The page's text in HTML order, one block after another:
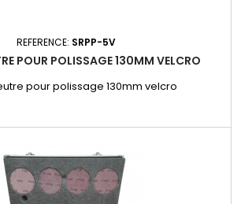
REFERENCE: SRPP-5V
POUR POLISSAGE 130MM VELCRO
pour polissage 130mm velcro